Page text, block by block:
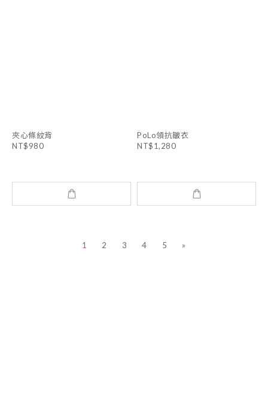
夾心條紋背
NT$980
PoLo領抗皺衣
NT$1,280
1 2 3 4 5 »